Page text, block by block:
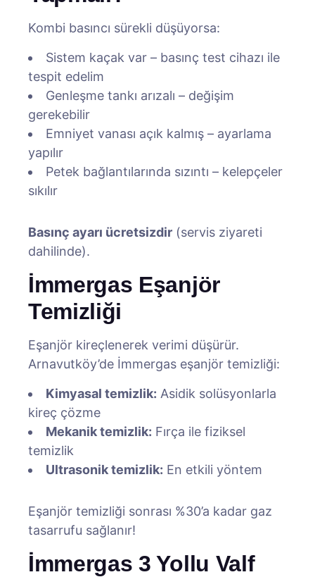
Kombi basıncı sürekli düşüyorsa:
Sistem kaçak var – basınç test cihazı ile
tespit edelim
Genleşme tankı arızalı – değişim
gerekebilir
Emniyet vanası açık kalmış – ayarlama
yapılır
Petek bağlantılarında sızıntı – kelepçeler
sıkılır
Basınç ayarı ücretsizdir (servis ziyareti
dahilinde).
İmmergas Eşanjör
Temizliği
Eşanjör kireçlenerek verimi düşürür.
Arnavutköy’de İmmergas eşanjör temizliği:
Kimyasal temizlik: Asidik solüsyonlarla
kireç çözme
Mekanik temizlik: Fırça ile fiziksel
temizlik
Ultrasonik temizlik: En etkili yöntem
Eşanjör temizliği sonrası %30’a kadar gaz
tasarrufu sağlanır!
İmmergas 3 Yollu Valf